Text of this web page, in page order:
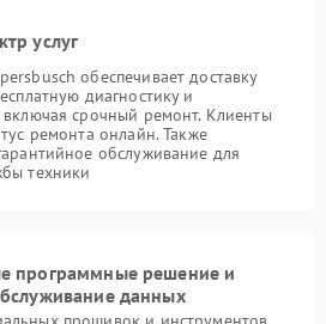
услуг
обеспечивает доставку
диагностику и
включая срочный ремонт. Клиенты
ремонта онлайн. Также
обслуживание для
техники
программные решение и
данных